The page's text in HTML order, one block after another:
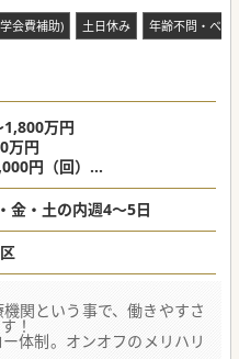
会費補助) 土日休み 年齢不問・ベテ
万円
万円
円（回）
円（回）
金・土の内週4～5日
区
関という事で、働きやすさ
！
体制。オンオフのメリハリ